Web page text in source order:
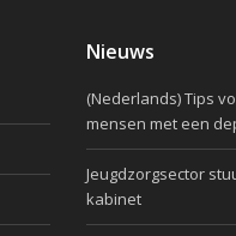
Nieuws
(Nederlands) Tips
mensen met een
Jeugdzorgsector
kabinet